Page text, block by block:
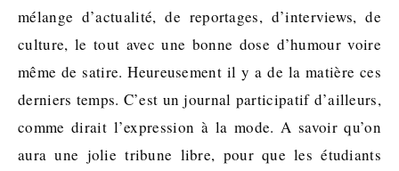
mélange d’actualité, de reportages, d’interviews, de
culture, le tout avec une bonne dose d’humour voire
même de satire. Heureusement il y a de la matière ces
derniers temps. C’est un journal participatif d’ailleurs,
comme dirait l’expression à la mode. A savoir qu’on
aura une jolie tribune libre, pour que les étudiants